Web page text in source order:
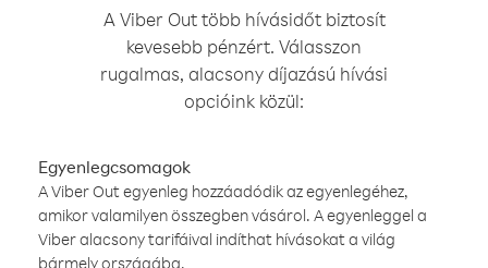
A Viber Out több hívásidőt biztosít
kevesebb pénzért. Válasszon
rugalmas, alacsony díjazású hívási
opcióink közül:
Egyenlegcsomagok
A Viber Out egyenleg hozzáadódik az egyenlegéhez,
amikor valamilyen összegben vásárol. A egyenleggel a
Viber alacsony tarifáival indíthat hívásokat a világ
bármely országába.